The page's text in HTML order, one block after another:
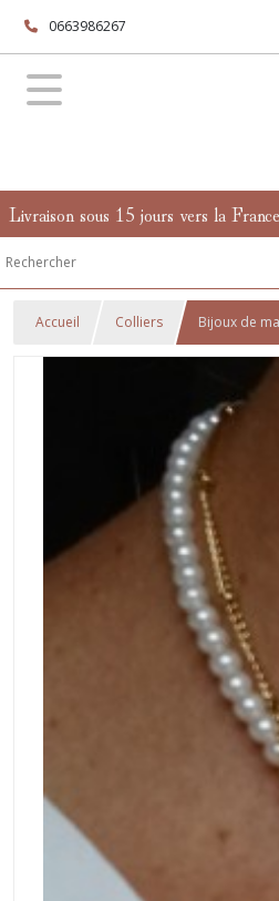
0663986267
Livraison sous 15 jours vers la
Accueil Colliers Bijoux de